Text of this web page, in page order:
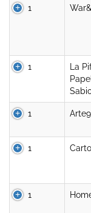
1
1
La
1 Arte9
1
1